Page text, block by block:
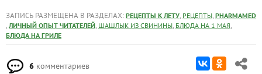
ЗАПИСЬ РАЗМЕЩЕНА В РАЗДЕЛАХ: РЕЦЕПТЫ К ЛЕТУ, РЕЦЕПТЫ, PHARMAMED
, ЛИЧНЫЙ ОПЫТ ЧИТАТЕЛЕЙ, ШАШЛЫК ИЗ СВИНИНЫ, БЛЮДА НА 1 МАЯ,
БЛЮДА НА ГРИЛЕ
6 комментариев